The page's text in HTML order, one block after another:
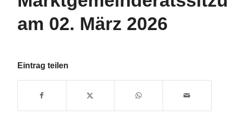
am 02. März 2026
Eintrag teilen